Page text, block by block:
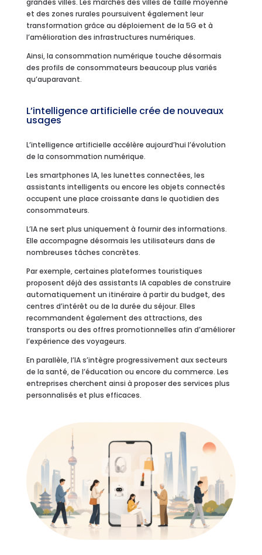
et des zones rurales poursuivent également leur
transformation grâce au déploiement de la 5G et à
l’amélioration des infrastructures numériques.
Ainsi, la consommation numérique touche désormais
des profils de consommateurs beaucoup plus variés
qu’auparavant.
L’intelligence artificielle crée de nouveaux
usages
L’intelligence artificielle accélère aujourd’hui l’évolution
de la consommation numérique.
Les smartphones IA, les lunettes connectées, les
assistants intelligents ou encore les objets connectés
occupent une place croissante dans le quotidien des
consommateurs.
L’IA ne sert plus uniquement à fournir des informations.
Elle accompagne désormais les utilisateurs dans de
nombreuses tâches concrètes.
Par exemple, certaines plateformes touristiques
proposent déjà des assistants IA capables de construire
automatiquement un itinéraire à partir du budget, des
centres d’intérêt ou de la durée du séjour. Elles
recommandent également des attractions, des
transports ou des offres promotionnelles afin d’améliorer
l’expérience des voyageurs.
En parallèle, l’IA s’intègre progressivement aux secteurs
de la santé, de l’éducation ou encore du commerce. Les
entreprises cherchent ainsi à proposer des services plus
personnalisés et plus efficaces.